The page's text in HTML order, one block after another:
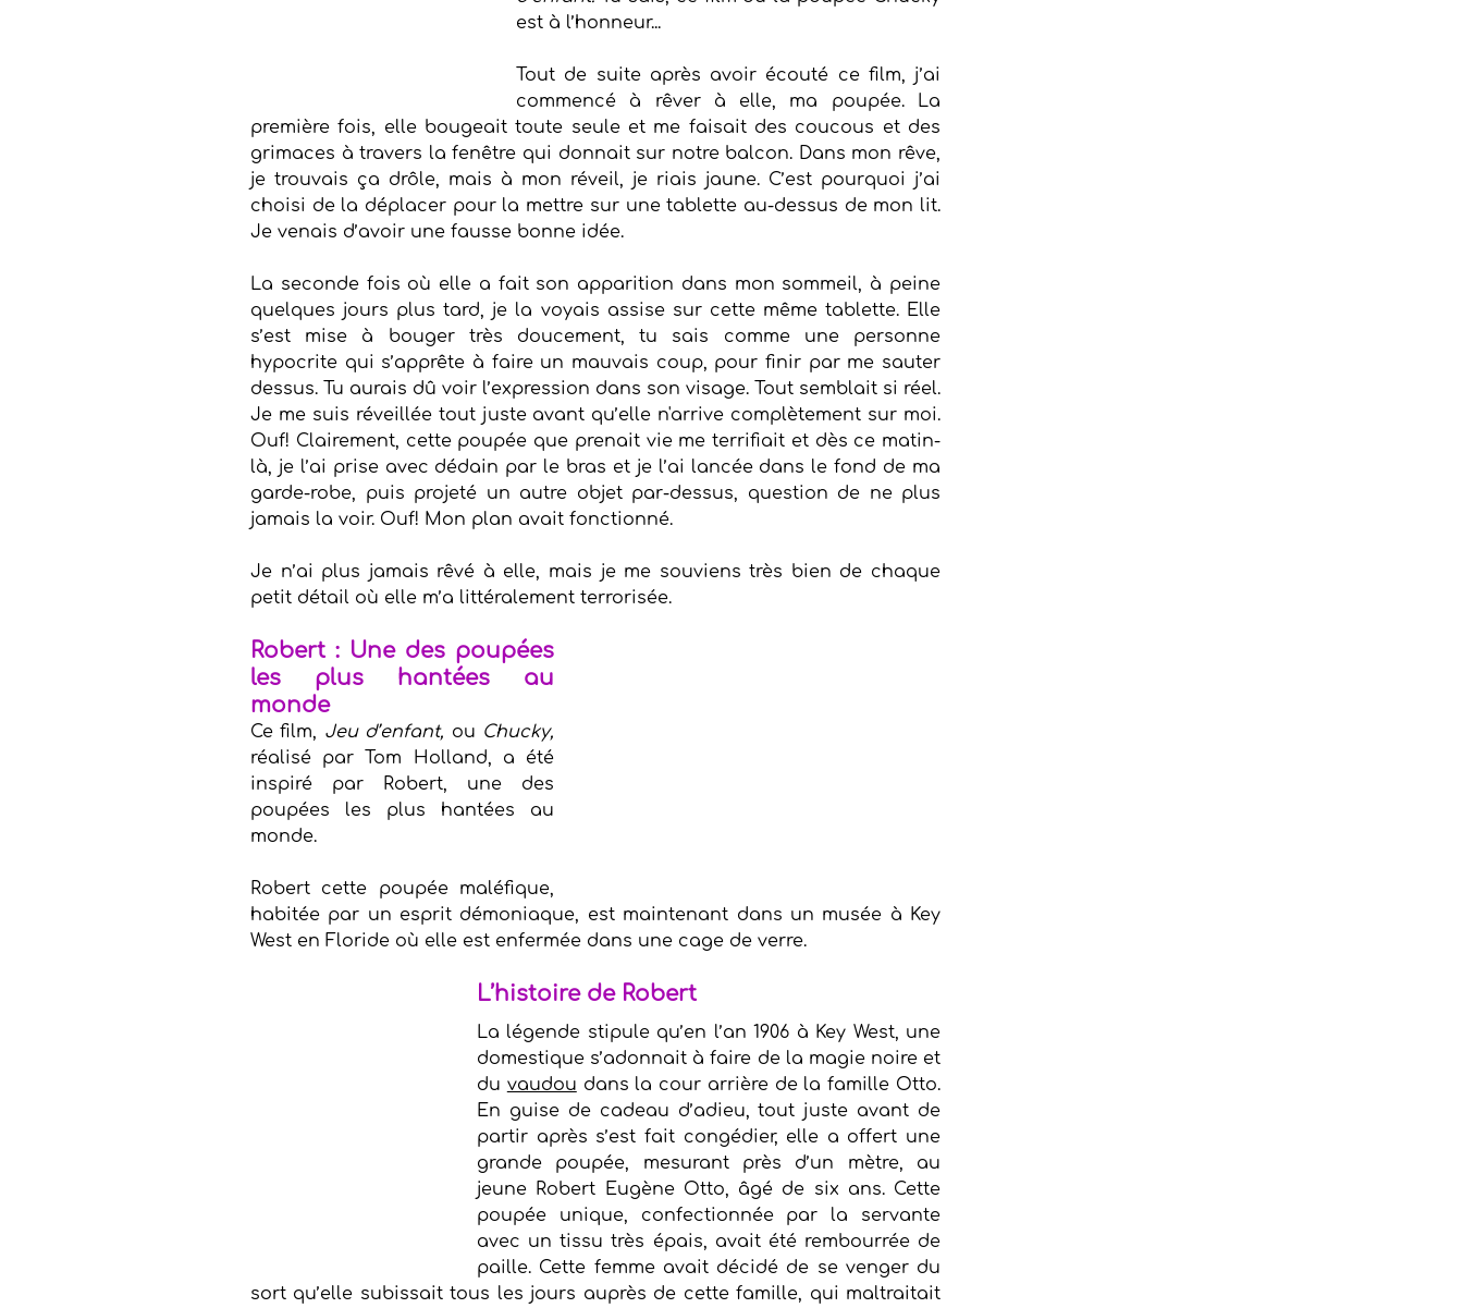
est à l’honneur...
Tout de suite après avoir écouté ce film, j’ai
commencé à rêver à elle, ma poupée. La
première fois, elle bougeait toute seule et me faisait des coucous et des
grimaces à travers la fenêtre qui donnait sur notre balcon. Dans mon rêve,
je trouvais ça drôle, mais à mon réveil, je riais jaune. C’est pourquoi j’ai
choisi de la déplacer pour la mettre sur une tablette au-dessus de mon lit.
Je venais d’avoir une fausse bonne idée.
La seconde fois où elle a fait son apparition dans mon sommeil, à peine
quelques jours plus tard, je la voyais assise sur cette même tablette. Elle
s’est mise à bouger très doucement, tu sais comme une personne
hypocrite qui s’apprête à faire un mauvais coup, pour finir par me sauter
dessus. Tu aurais dû voir l’expression dans son visage. Tout semblait si réel.
Je me suis réveillée tout juste avant qu’elle n'arrive complètement sur moi.
Ouf! Clairement, cette poupée que prenait vie me terrifiait et dès ce matin-
là, je l’ai prise avec dédain par le bras et je l’ai lancée dans le fond de ma
garde-robe, puis projeté un autre objet par-dessus, question de ne plus
jamais la voir. Ouf! Mon plan avait fonctionné.
Je n’ai plus jamais rêvé à elle, mais je me souviens très bien de chaque
petit détail où elle m’a littéralement terrorisée.
Robert : Une des poupées
les plus hantées au
monde
Ce film, Jeu d’enfant, ou
réalisé par Tom Holland, a été
inspiré par Robert, une des
poupées les plus hantées au
monde.
Robert cette poupée maléfique,
habitée par un esprit démoniaque, est maintenant dans un musée à Key
West en Floride où elle est enfermée dans une cage de verre.
L’histoire de Robert
La légende stipule qu’en l’an 1906 à Key West, une
domestique s’adonnait à faire de la magie noire et
du vaudou dans la cour arrière de la famille Otto.
En guise de cadeau d’adieu, tout juste avant de
partir après s’est fait congédier, elle a offert une
grande poupée, mesurant près d’un mètre, au
jeune Robert Eugène Otto, âgé de six ans. Cette
poupée unique, confectionnée par la servante
avec un tissu très épais, avait été rembourrée de
paille. Cette femme avait décidé de se venger du
sort qu’elle subissait tous les jours auprès de cette famille, qui maltraitait